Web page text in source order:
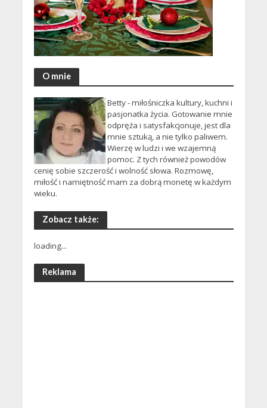
O mnie
Betty - miłośniczka kultury, kuchni i
pasjonatka życia. Gotowanie mnie
odpręża i satysfakcjonuje, jest dla
mnie sztuką, a nie tylko paliwem.
Wierzę w ludzi i we wzajemną
pomoc. Z tych również powodów
cenię sobie szczerość i wolność słowa. Rozmowę,
miłość i namiętność mam za dobrą monetę w każdym
wieku.
Zobacz także:
loading...
Reklama